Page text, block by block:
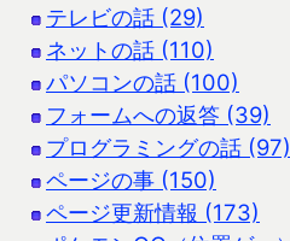
テレビの話 (29)
ネットの話 (110)
パソコンの話 (100)
フォームへの返答 (39)
プログラミングの話 (97)
ページの事 (150)
ページ更新情報 (173)